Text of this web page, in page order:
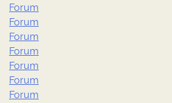
Forum
Forum
Forum
Forum
Forum
Forum
Forum